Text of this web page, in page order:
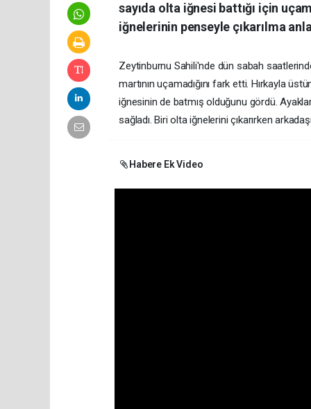
sayıda olta iğnesi battığı için
iğnelerinin penseyle çıkarılma
Zeytinburnu Sahili'nde dün sabah
martının uçamadığını fark etti. Hırkayla
iğnesinin de batmış olduğunu gördü.
sağladı. Biri olta iğnelerini çıkarırken
Habere Ek Video